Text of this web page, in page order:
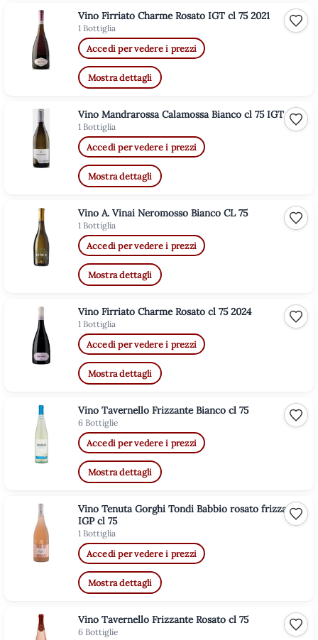
Vino Firriato Charme Rosato IGT cl 75 2021
1 Bottiglia
Accedi per vedere i prezzi
Mostra dettagli
Vino Mandrarossa Calamossa Bianco cl 75 IGT
1 Bottiglia
Accedi per vedere i prezzi
Mostra dettagli
Vino A. Vinai Neromosso Bianco CL 75
1 Bottiglia
Accedi per vedere i prezzi
Mostra dettagli
Vino Firriato Charme Rosato cl 75 2024
1 Bottiglia
Accedi per vedere i prezzi
Mostra dettagli
Vino Tavernello Frizzante Bianco cl 75
6 Bottiglie
Accedi per vedere i prezzi
Mostra dettagli
Vino Tenuta Gorghi Tondi Babbio rosato frizzante
IGP cl 75
1 Bottiglia
Accedi per vedere i prezzi
Mostra dettagli
Vino Tavernello Frizzante Rosato cl 75
6 Bottiglie